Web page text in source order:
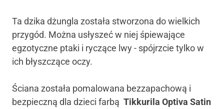
Ta dzika dżungla została stworzona do wielkich
przygód. Można usłyszeć w niej śpiewające
egzotyczne ptaki i ryczące lwy - spójrzcie tylko w
ich błyszczące oczy.
Ściana została pomalowana bezzapachową i
bezpieczną dla dzieci farbą Tikkurila Optiva Satin